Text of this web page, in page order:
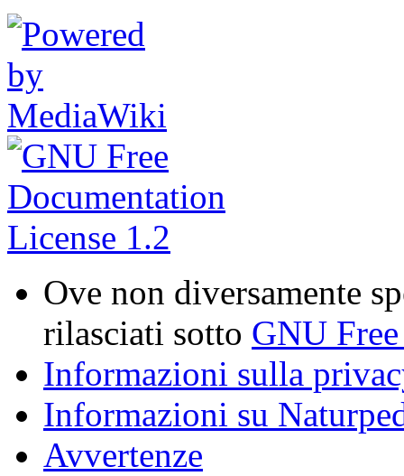
Ove non diversamente
rilasciati sotto GNU
Informazioni sulla
Informazioni su
Avvertenze